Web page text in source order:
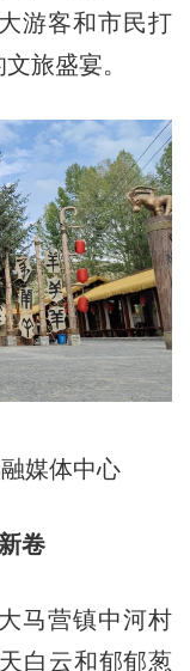
游客和市民打
旅盛宴。
媒体中心
卷
马营镇中河村
白云和郁郁葱